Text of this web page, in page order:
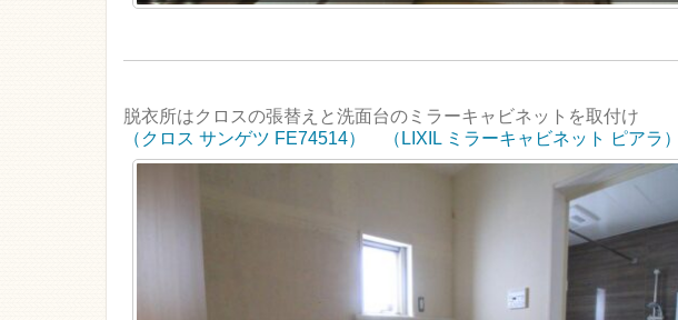
脱衣所はクロスの張替えと洗面台のミラーキャビネットを取付け
（クロス サンゲツ FE74514）
（LIXIL ミラーキャビネット ピアラ）